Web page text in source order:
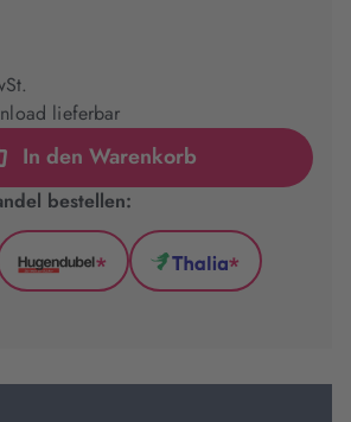
lieferbar
In den Warenkorb
bestellen:
Hugendubel
Tab
*
Thalia
Tab
*